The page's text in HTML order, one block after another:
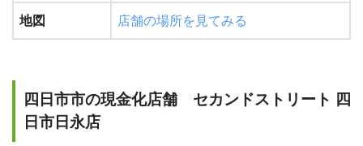
地図 店舗の場所を見てみる
四日市市の現金化店舗 セカンドストリート 四
日市日永店